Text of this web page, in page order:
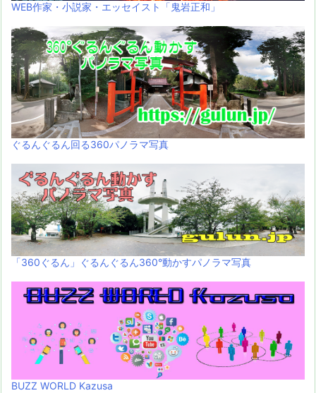
WEB作家・小説家・エッセイスト「鬼岩正和」
ぐるんぐるん回る360パノラマ写真
「360ぐるん」ぐるんぐるん360°動かすパノラマ写真
BUZZ WORLD Kazusa